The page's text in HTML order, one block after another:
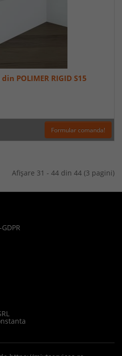
POLIMER RIGID S15
Formular comanda!
Afişare 31 - 44 din 44 (3 pagini)